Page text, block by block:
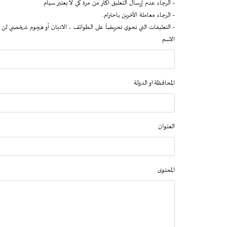
- الرجاء عدم إرسال التعليق أكثر من مرة كي لا يعتبر سبام
- الرجاء معاملة الآخرين باحترام.
- التعليقات التي تحوي تحريضاً على الطوائف ، الاديان أو هجوم شخصي
الاسم
المحافظة او الدولة
العنوان
المحتوى